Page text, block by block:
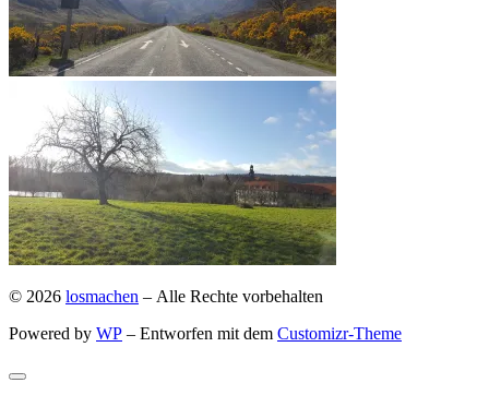
© 2026 losmachen – Alle Rechte vorbehalten
Powered by WP – Entworfen mit dem Customizr-Theme